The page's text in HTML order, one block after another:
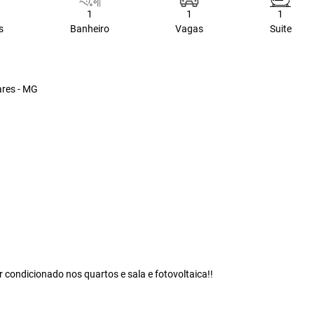
1
Banheiro
1
Vagas
1
Suite
- MG
condicionado nos quartos e sala e fotovoltaica!!